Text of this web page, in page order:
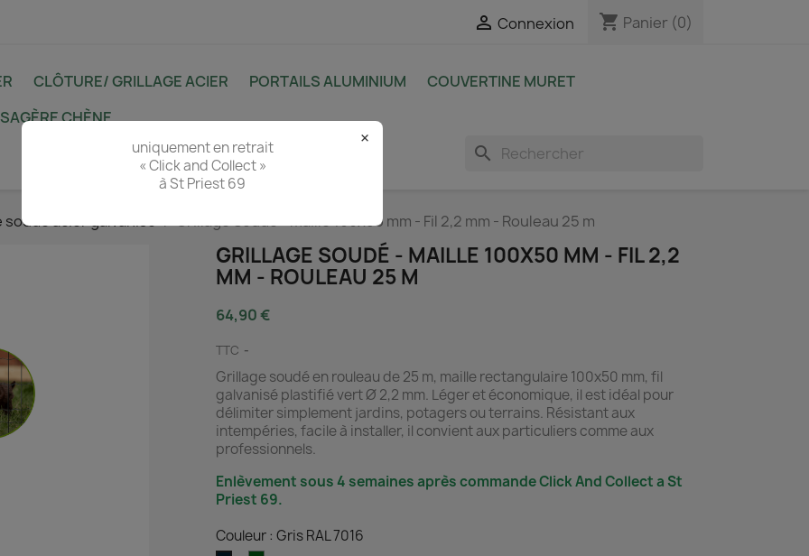
×
uniquement en retrait
« Click and Collect »
à St Priest 69
 Connexion shopping_cart Panier (0)
CLÔTURE/ GRILLAGE ACIER PORTAILS ALUMINIUM
COUVERTINE MURET
CHÈNE
search
soudé acier galvanisé Grillage Soudé - Maille 100x50 mm - Fil 2,2 mm - Rouleau 25 m
GRILLAGE SOUDÉ - MAILLE 100X50 MM - FIL 2,2
MM - ROULEAU 25 M
64,90 €
TTC
Grillage soudé en rouleau de 25 m, maille rectangulaire 100x50 mm, fil
galvanisé plastifié vert Ø 2,2 mm. Léger et économique, il est idéal pour
délimiter simplement jardins, potagers ou terrains. Résistant aux
intempéries, facile à installer, il convient aux particuliers comme aux
professionnels.
Enlèvement sous 4 semaines après commande Click And Collect a St
Priest 69.
Couleur : Gris RAL 7016